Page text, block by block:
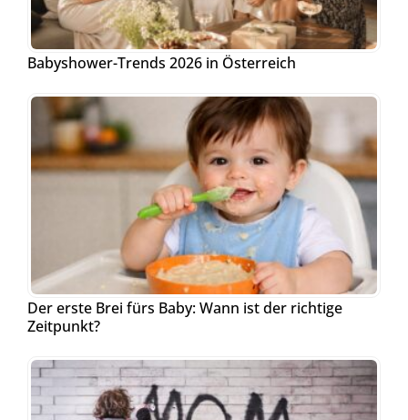
Babyshower-Trends 2026 in Österreich
Der erste Brei fürs Baby: Wann ist der richtige
Zeitpunkt?